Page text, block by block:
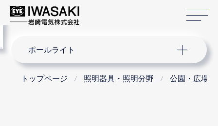
ポールライト
トップページ 照明器具・照明分野 公園・広場
menu